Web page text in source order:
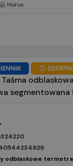
Horus
odblaskowa
segmentowana
odblaskowe